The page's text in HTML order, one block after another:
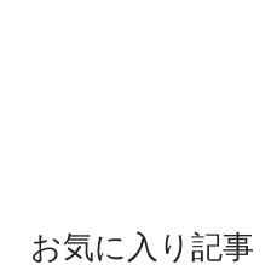
お気に入り記事